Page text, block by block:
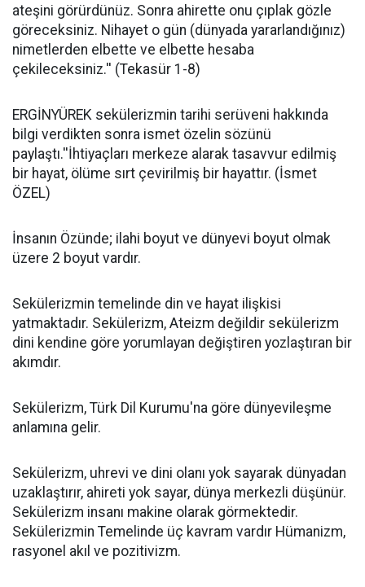
ateşini görürdünüz. Sonra ahirette onu çıplak gözle
göreceksiniz. Nihayet o gün (dünyada yararlandığınız)
nimetlerden elbette ve elbette hesaba
çekileceksiniz.'' (Tekasür 1-8)
ERGİNYÜREK sekülerizmin tarihi serüveni hakkında
bilgi verdikten sonra ismet özelin sözünü
paylaştı.''İhtiyaçları merkeze alarak tasavvur edilmiş
bir hayat, ölüme sırt çevirilmiş bir hayattır. (İsmet
ÖZEL)
İnsanın Özünde; ilahi boyut ve dünyevi boyut olmak
üzere 2 boyut vardır.
Sekülerizmin temelinde din ve hayat ilişkisi
yatmaktadır. Sekülerizm, Ateizm değildir sekülerizm
dini kendine göre yorumlayan değiştiren yozlaştıran bir
akımdır.
Sekülerizm, Türk Dil Kurumu'na göre dünyevileşme
anlamına gelir.
Sekülerizm, uhrevi ve dini olanı yok sayarak dünyadan
uzaklaştırır, ahireti yok sayar, dünya merkezli düşünür.
Sekülerizm insanı makine olarak görmektedir.
Sekülerizmin Temelinde üç kavram vardır Hümanizm,
rasyonel akıl ve pozitivizm.